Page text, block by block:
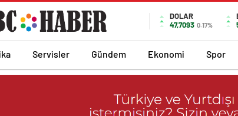
DOLAR
47,7093 0.17%
Servisler Gündem Ekonomi Spor